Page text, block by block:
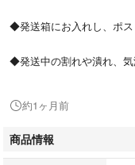
◆発送箱にお入れし、ポス
◆発送中の割れや潰れ、
約1ヶ月前
商品情報